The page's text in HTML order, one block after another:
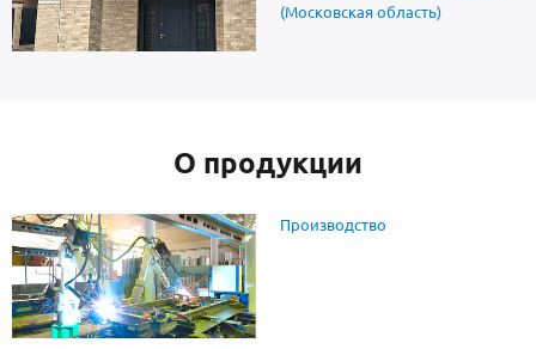
(Московская область)
О продукции
Производство